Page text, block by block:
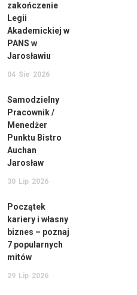
zakończenie
Legii
Akademickiej w
PANS w
Jarosławiu
04 Sie 2026
Samodzielny
Pracownik /
Menedżer
Punktu Bistro
Auchan
Jarosław
30 Lip 2026
Początek
kariery i własny
biznes – poznaj
7 popularnych
mitów
29 Lip 2026